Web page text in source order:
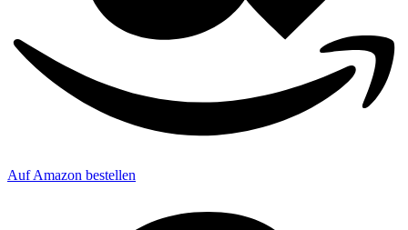
Auf Amazon bestellen